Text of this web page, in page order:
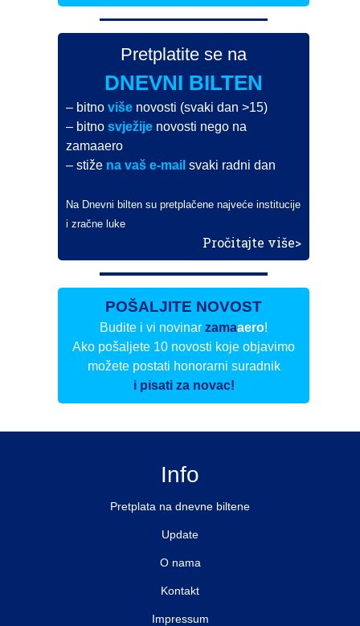
Pretplatite se na
DNEVNI BILTEN
– bitno višenovosti (svaki dan >15)
– bitno svježijenovosti nego na
zamaaero
– stiže na vaš e-mail svaki radni dan
Na Dnevni bilten su pretplačene najveće institucije
i zračne luke
Pročitajte više>
POŠALJITE NOVOST
Budite i vi novinar zamaaero!
Ako pošaljete 10 novosti koje objavimo
možete postati honorarni suradnik
i pisati za novac!
Info
Pretplata na dnevne biltene
Update
O nama
Kontakt
Impressum